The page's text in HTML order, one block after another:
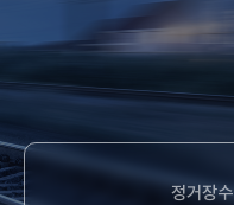
정거장수